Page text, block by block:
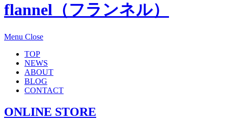
flannel（フランネル）
Menu Close
TOP
NEWS
ABOUT
BLOG
CONTACT
ONLINE STORE